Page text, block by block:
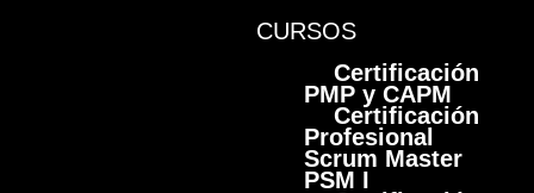
CURSOS
Certificación
PMP y CAPM
Certificación
Profesional
Scrum Master
PSM I